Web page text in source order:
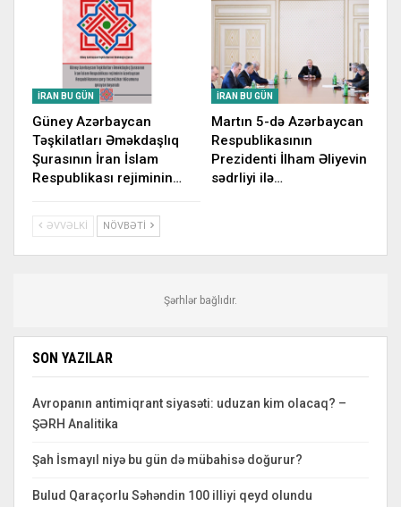
İRAN BU GÜN
Güney Azərbaycan
Təşkilatları Əməkdaşlıq
Şurasının İran İslam
Respublikası rejiminin…
İRAN BU GÜN
Martın 5-də Azərbaycan
Respublikasının
Prezidenti İlham Əliyevin
sədrliyi ilə…
ƏVVƏLKI NÖVBƏTI
Şərhlər bağlıdır.
SON YAZILAR
Avropanın antimiqrant siyasəti: uduzan kim olacaq? –
ŞƏRH Analitika
Şah İsmayıl niyə bu gün də mübahisə doğurur?
Bulud Qaraçorlu Səhəndin 100 illiyi qeyd olundu